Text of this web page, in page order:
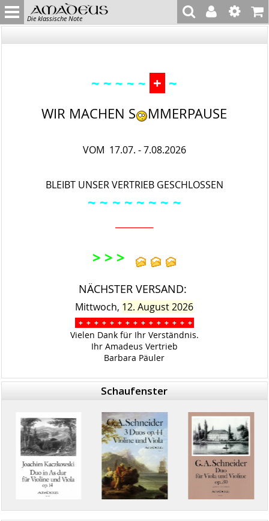
Die klassische Note
~ ~ ~ ~ ~ + ~
WIR MACHEN S MMERPAUSE
VOM 17.07. - 7.08.2026
BLEIBT UNSER VERTRIEB GESCHLOSSEN
~ ~ ~ ~ ~ ~ ~ ~
> > >
NÄCHSTER VERSAND:
Mittwoch, 12. August 2026
+ + + + + + + + + + + + + + +
Vielen Dank für Ihr Verständnis.
Ihr Amadeus Vertrieb
Barbara Päuler
Schaufenster